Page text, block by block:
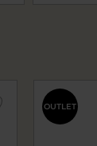
OUTLET